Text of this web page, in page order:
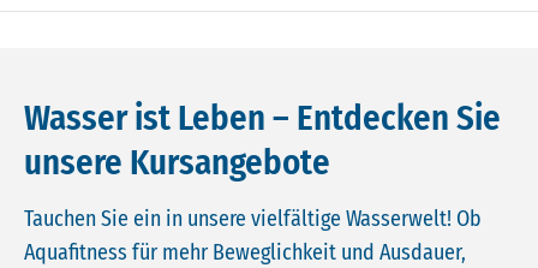
Wasser ist Leben – Entdecken Sie
unsere Kursangebote
Tauchen Sie ein in unsere vielfältige Wasserwelt! Ob
Aquafitness für mehr Beweglichkeit und Ausdauer,